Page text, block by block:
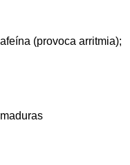
(provoca arritmia);